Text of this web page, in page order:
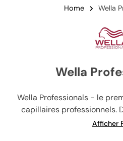
Home Wella
Wella
Wella Professionals - le
capillaires professionnels.
revitalisants de haute qualité
Afficher